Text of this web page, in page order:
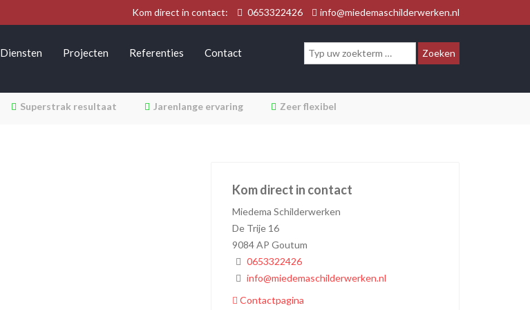
Kom direct in contact: 0653322426 info@miedemaschilderwerken.nl
Diensten Projecten Referenties Contact
Superstrak resultaat Jarenlange ervaring Zeer flexibel
Kom direct in contact
Miedema Schilderwerken
De Trije 16
9084 AP Goutum
0653322426
info@miedemaschilderwerken.nl
Contactpagina